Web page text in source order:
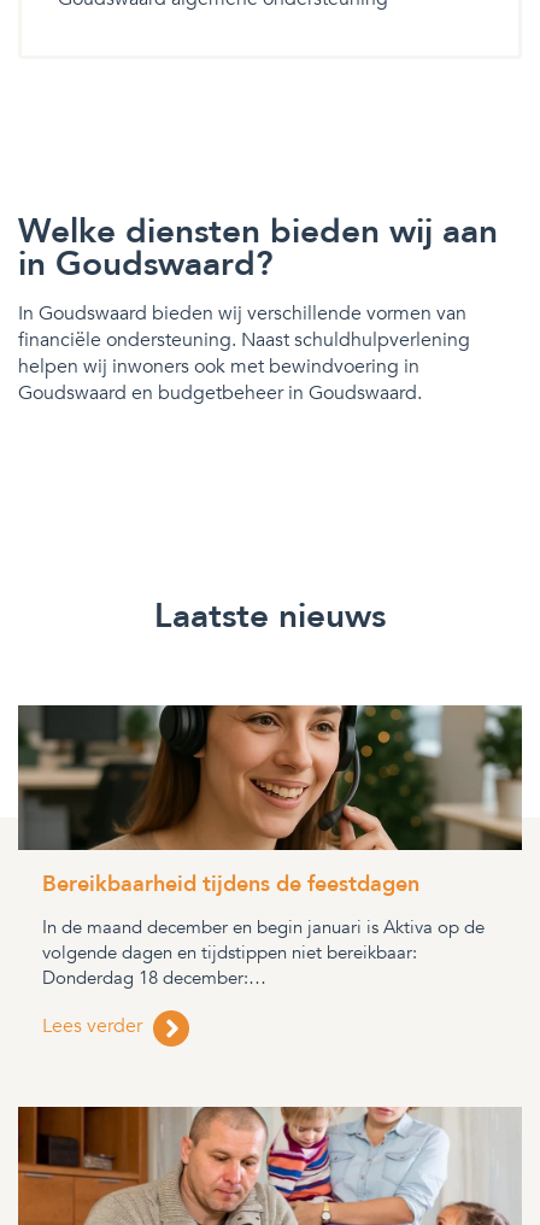
Welke diensten bieden wij aan
in Goudswaard?
In Goudswaard bieden wij verschillende vormen van
financiële ondersteuning. Naast schuldhulpverlening
helpen wij inwoners ook met bewindvoering in
Goudswaard en budgetbeheer in Goudswaard.
Laatste nieuws
Bereikbaarheid tijdens de feestdagen
In de maand december en begin januari is Aktiva op de
volgende dagen en tijdstippen niet bereikbaar:
Donderdag 18 december:…
Lees verder